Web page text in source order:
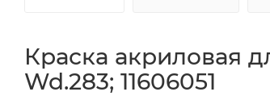
Краска акриловая
Wd.283; 11606051